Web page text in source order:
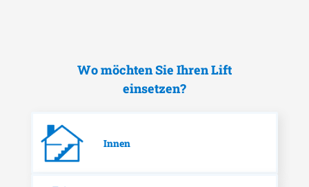
Wo möchten Sie Ihren Lift
einsetzen?
Innen